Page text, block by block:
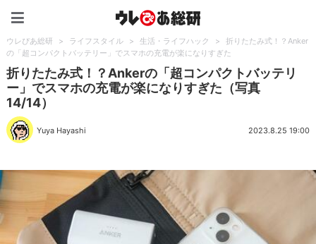
ウレぴあ総研 > ライフスタイル > 生活・ライフハック >
折りたたみ式！？Anker
の「超コンパクトバッテリー」でスマホの充電が楽になりすぎた
折りたたみ式！？Ankerの「超コンパクトバッテリ
ー」でスマホの充電が楽になりすぎた（写真
14/14）
Yuya Hayashi 2023.8.25 19:00